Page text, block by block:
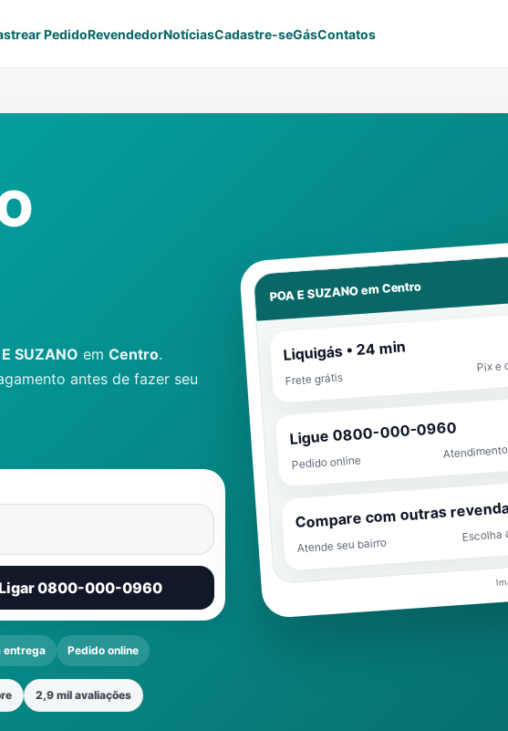
PedidoRevendedorNotíciasCadastre-seGásContatos
SUZANO em Centro.
antes de fazer seu
0800-000-0960
entrega Pedido online
2,9 mil avaliações
POA E SUZANO emCentro
Liquigás • 24 min
Frete grátis
Pix e
Ligue 0800-000-0960
Pedido online
Compare com outras
Atende seu bairro
Escolha